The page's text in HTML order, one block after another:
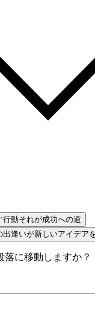
行動それが成功への道
出逢いが新しいアイデア
落に移動しますか？